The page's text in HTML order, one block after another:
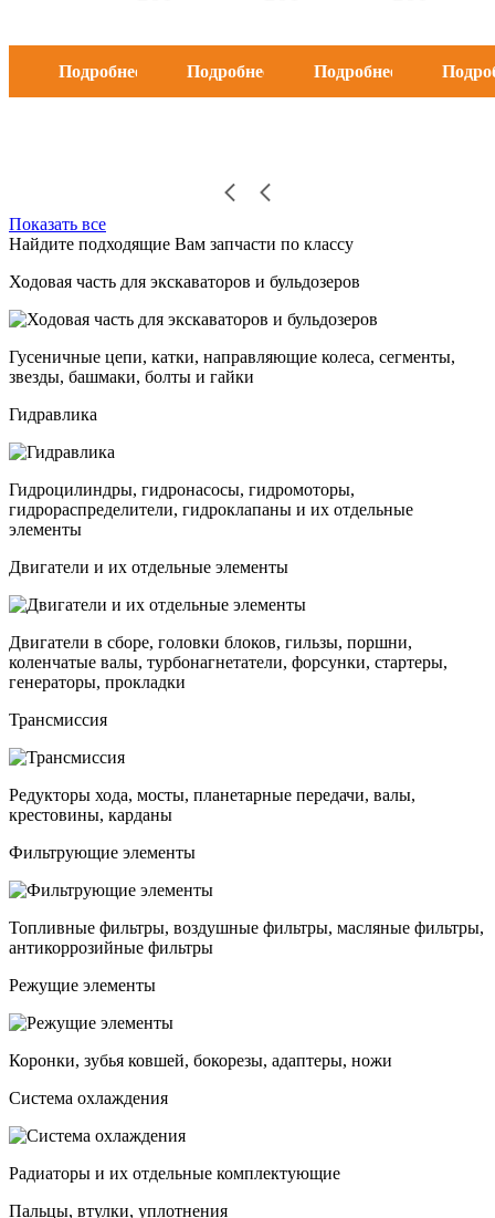
Подробнее Подробнее Подробнее
Показать все
Найдите подходящие Вам запчасти по классу
Ходовая часть для экскаваторов и бульдозеров
Гусеничные цепи, катки, направляющие колеса, сегменты,
звезды, башмаки, болты и гайки
Гидравлика
Гидроцилиндры, гидронасосы, гидромоторы,
гидрораспределители, гидроклапаны и их отдельные
элементы
Двигатели и их отдельные элементы
Двигатели в сборе, головки блоков, гильзы, поршни,
коленчатые валы, турбонагнетатели, форсунки, стартеры,
генераторы, прокладки
Трансмиссия
Редукторы хода, мосты, планетарные передачи, валы,
крестовины, карданы
Фильтрующие элементы
Топливные фильтры, воздушные фильтры, масляные фильтры,
антикоррозийные фильтры
Режущие элементы
Коронки, зубья ковшей, бокорезы, адаптеры, ножи
Система охлаждения
Радиаторы и их отдельные комплектующие
Пальцы, втулки, уплотнения